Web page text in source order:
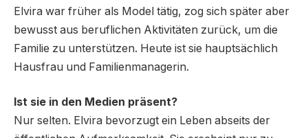
Elvira war früher als Model tätig, zog sich später aber
bewusst aus beruflichen Aktivitäten zurück, um die
Familie zu unterstützen. Heute ist sie hauptsächlich
Hausfrau und Familienmanagerin.
Ist sie in den Medien präsent?
Nur selten. Elvira bevorzugt ein Leben abseits der